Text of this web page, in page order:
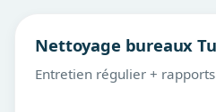
Nettoyage bureaux
Entretien régulier +